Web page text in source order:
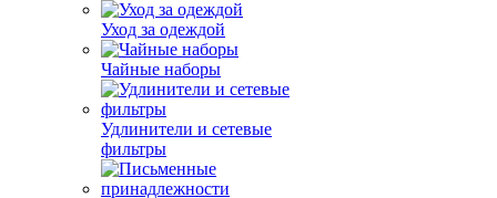
Уход за одеждой
Чайные наборы
Удлинители и сетевые
фильтры